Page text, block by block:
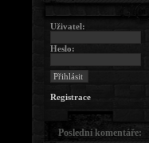
Uživatel:
Heslo:
Registrace
Poslední komentáře: